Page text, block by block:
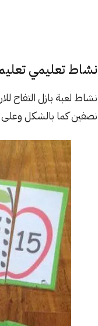
نشاط تعليمي تعليم
نشاط لعبة بازل التفاح للارقام
نصفين كما بالشكل وعلى